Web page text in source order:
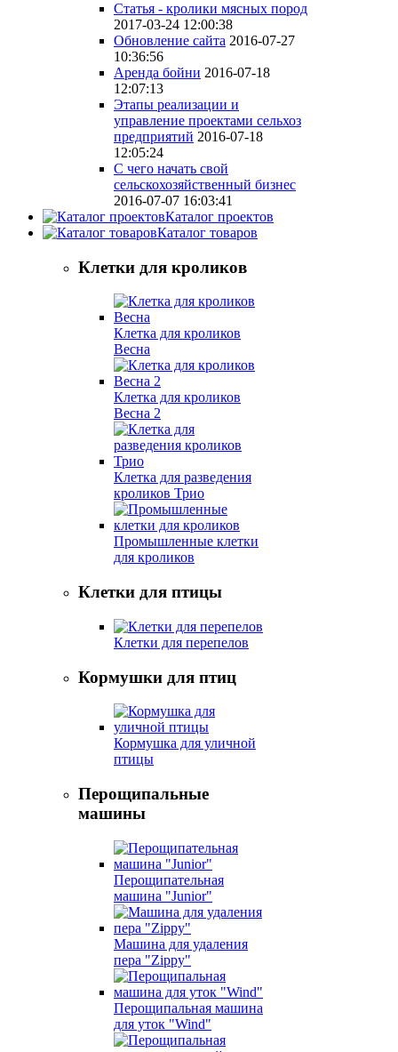
Статья - кролики мясных пород
2017-03-24 12:00:38
Обновление сайта 2016-07-27
10:36:56
Аренда бойни 2016-07-18
12:07:13
Этапы реализации и
управление проектами сельхоз
предприятий 2016-07-18
12:05:24
С чего начать свой
сельскохозяйственный бизнес
2016-07-07 16:03:41
Каталог проектов
Каталог товаров
Клетки для кроликов
Клетка для кроликов
Весна
Клетка для кроликов
Весна 2
Клетка для разведения
кроликов Трио
Промышленные клетки
для кроликов
Клетки для птицы
Клетки для перепелов
Кормушки для птиц
Кормушка для уличной
птицы
Перощипальные
машины
Перощипательная
машина "Junior"
Машина для удаления
пера "Zippy"
Перощипальная машина
для уток "Wind"